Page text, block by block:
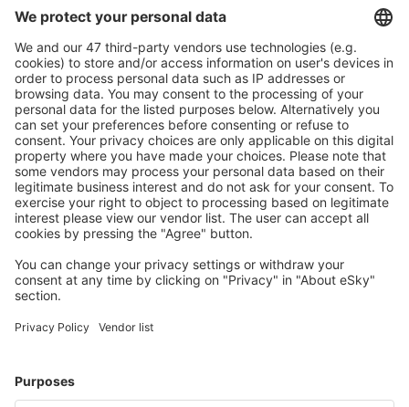
Planifică ȋn siguranţă
Rezervare fără griji cu opțiune gratuită de anulare.
Economiseşte mai mult
Prețuri atractive și oferte speciale pentru utilizatorii
conectați.
Cazarea preferată
Alege din peste 1,3 mil. de opţiuni: hoteluri, cabane,
Cele mai căutate cazări de către utilizatorii eSky
Cazare în Viena